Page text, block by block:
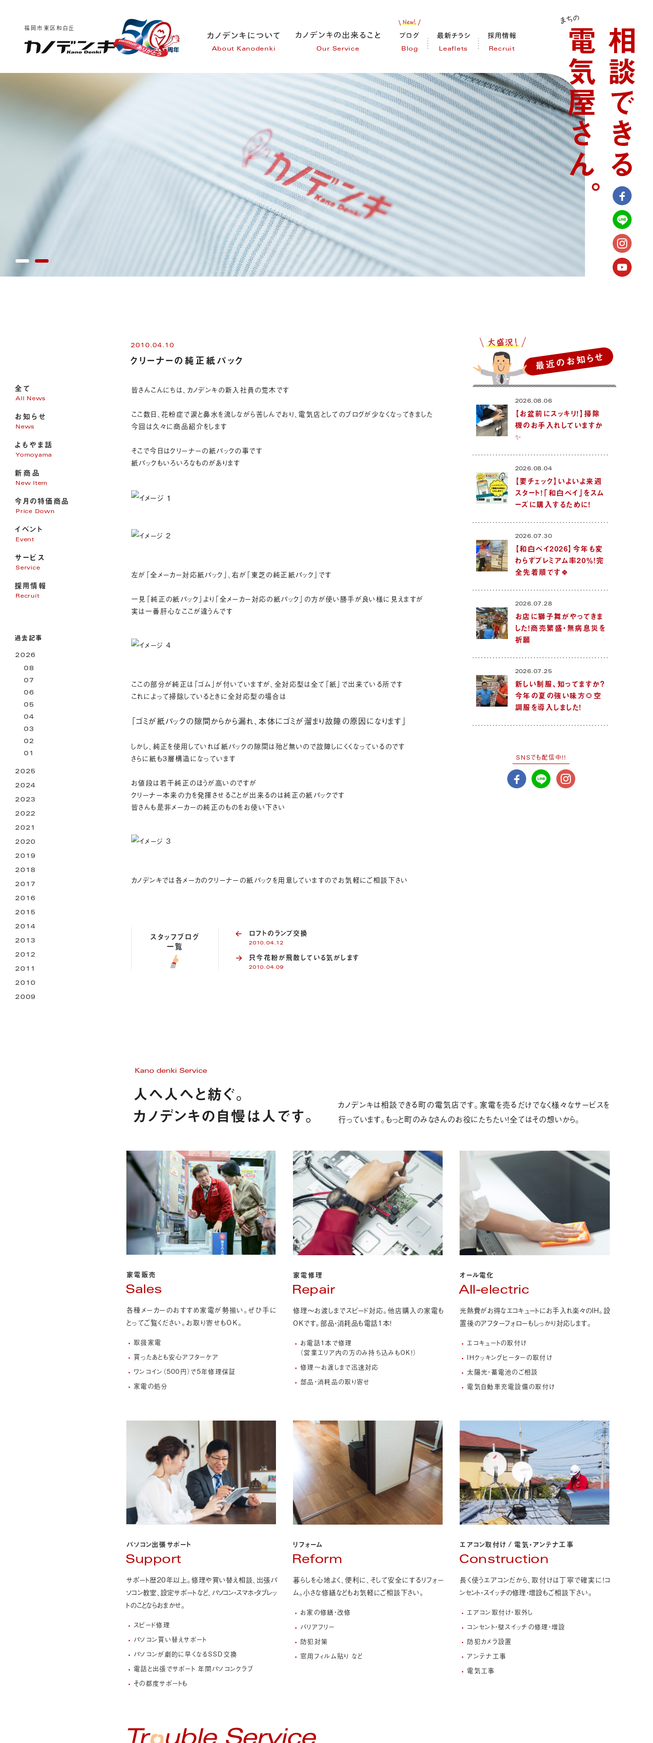
福岡市東区和白丘
About Kanodenki Our Service Blog Leaflets Recruit
全て
All News
お知らせ
News
よもやま話
Yomoyama
新商品
New Item
今月の特価商品
Price Down
イベント
Event
サービス
Service
家電販売
家電修理
リフォーム
オール電化
お困りごとサービス
採用情報
Recruit
過去記事
2026
08
07
06
05
04
03
02
01
2025
2024
2023
2022
2021
2020
2019
2018
2017
2016
2015
2014
2013
2012
2011
2010
2009
2010.04.10
クリーナーの純正紙パック
皆さんこんにちは、カノデンキの新入社員の荒木です
ここ数日、花粉症で涙と鼻水を流しながら苦しんでおり、電気店としてのブログが少なくなってきました
今回は久々に商品紹介をします
そこで今日はクリーナーの紙パックの事です
紙パックもいろいろなものがあります
左が「全メーカー対応紙パック」、右が「東芝の純正紙パック」です
一見「純正の紙パック」より「全メーカー対応の紙パック」の方が使い勝手が良い様に見えますが
実は一番肝心なここが違うんです
ここの部分が純正は「ゴム」が付いていますが、全対応型は全て「紙」で出来ている所です
これによって掃除しているときに全対応型の場合は
「ゴミが紙パックの隙間からから漏れ、本体にゴミが溜まり故障の原因になります」
しかし、純正を使用していれば紙パックの隙間は殆ど無いので故障しにくくなっているのです
さらに紙も３層構造になっています
お値段は若干純正のほうが高いのですが
クリーナー本来の力を発揮させることが出来るのは純正の紙パックです
皆さんも是非メーカーの純正のものをお使い下さい
カノデンキでは各メーカのクリーナーの紙パックを用意していますのでお気軽にご相談下さい
スタッフブログ
一覧
ロフトのランプ交換
2010.04.12
只今花粉が飛散している気がします
2010.04.09
最近のお知らせ
2026.08.06
【お盆前にスッキリ！】掃除
機のお手入れしていますか
✨
2026.08.04
【要チェック】いよいよ来週
スタート！「和白ペイ」をスム
ーズに購入するために！
2026.07.30
【和白ペイ2026】今年も変
わらずプレミアム率20％！完
全先着順です🍀
2026.07.28
お店に獅子舞がやってきま
した！商売繁盛・無病息災を
祈願
2026.07.25
新しい制服、知ってますか？
今年の夏の強い味方🌻空
調服を導入しました！
SNSでも配信中!!
Kano denki Service
人へ人へと紡ぐ。
カノデンキの自慢は人です。
カノデンキは相談できる町の電気店です。家電を売るだけでなく様々なサービスを
行っています。もっと町のみなさんのお役にたちたい！全てはその想いから。
家電販売
Sales
各種メーカーのおすすめ家電が勢揃い。ぜひ手に
とってご覧ください。お取り寄せもOK。
取扱家電
買ったあとも安心アフターケア
ワンコイン（500円）で5年修理保証
家電の処分
家電修理
Repair
修理〜お渡しまでスピード対応。他店購入の家電も
OKです。部品・消耗品も電話1本！
お電話1本で修理
（営業エリア内の方のみ持ち込みもOK！）
修理〜お渡しまで迅速対応
部品・消耗品の取り寄せ
オール電化
All-electric
光熱費がお得なエコキュートにお手入れ楽々のIH。設
置後のアフターフォローもしっかり対応します。
エコキュートの取付け
IHクッキングヒーターの取付け
太陽光・蓄電池のご相談
電気自動車充電設備の取付け
パソコン出張サポート
Support
サポート歴20年以上。修理や買い替え相談、出張パ
ソコン教室、設定サポートなど、 パソコン・スマホ・タブレッ
トのことならおまかせ。
スピード修理
パソコン買い替えサポート
パソコンが劇的に早くなるSSD交換
電話と出張でサポート 年間パソコンクラブ
その都度サポートも
リフォーム
Reform
暮らしを心地よく、便利に、そして安全にするリフォー
ム。小さな修繕などもお気軽にご相談下さい。
お家の修繕・改修
バリアフリー
防犯対策
窓用フィルム貼り など
エアコン取付け / 電気・アンテナ工事
Construction
長く使うエアコンだから、取付けは丁寧で確実に！コ
ンセント・スイッチの修理・増設もご相談下さい。
エアコン取付け・取外し
コンセント・壁スイッチの修理・増設
防犯カメラ設置
アンテナ工事
電気工事